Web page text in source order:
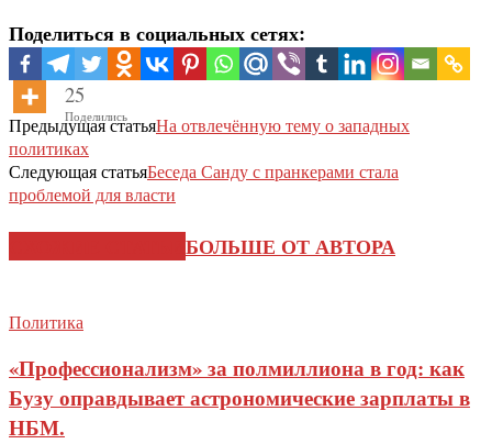
Поделиться в социальных сетях:
25
Поделились
Предыдущая статьяНа отвлечённую тему о западных
политиках
Следующая статьяБеседа Санду с пранкерами стала
проблемой для власти
БОЛЬШЕ ОТ АВТОРА
Политика
«Профессионализм» за полмиллиона в год: как
Бузу оправдывает астрономические зарплаты в
НБМ.